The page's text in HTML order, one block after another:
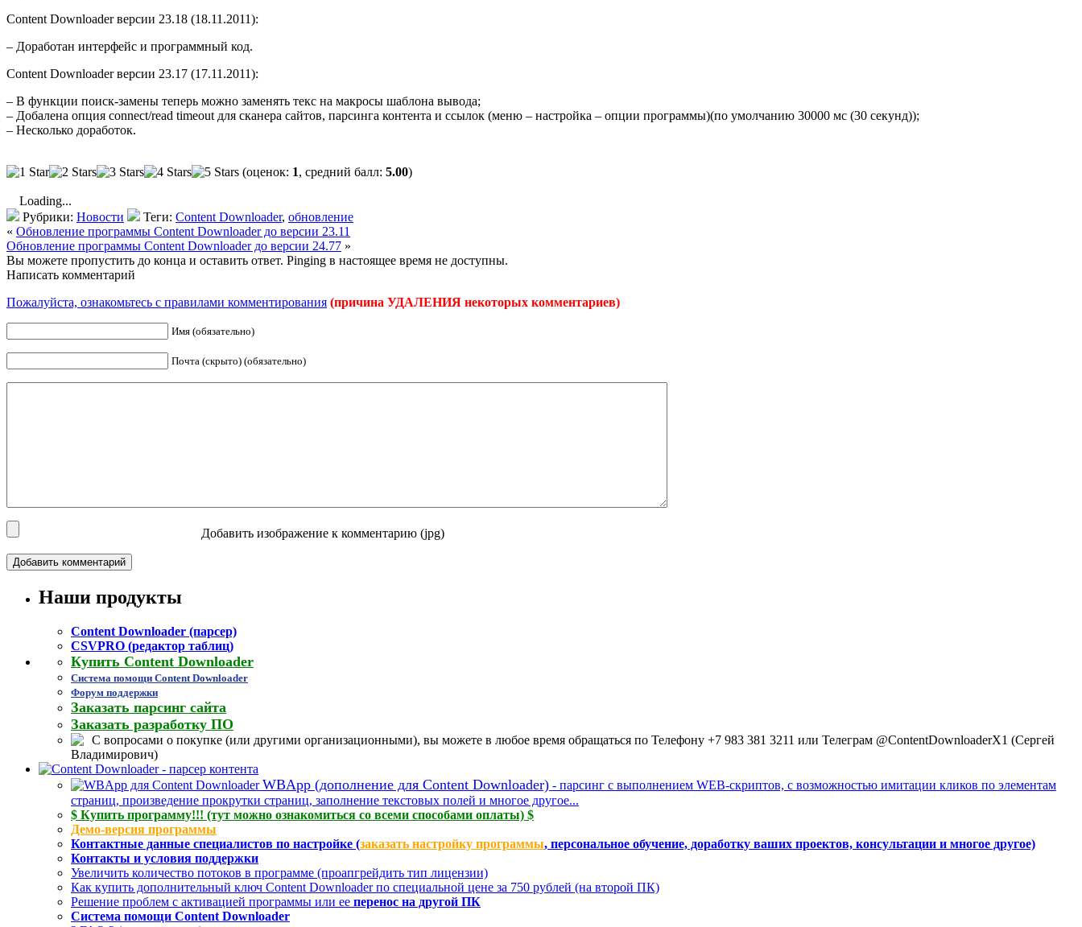
Content Downloader версии 23.18 (18.11.2011):
– Доработан интерфейс и программный код.
Content Downloader версии 23.17 (17.11.2011):
– В функции поиск-замены теперь можно заменять текс на макросы шаблона вывода;
– Добалена опция connect/read timeout для сканера сайтов, парсинга контента и ссылок (меню – настройка – опции программы)(по умолчанию 30000 мс (30 секунд));
– Несколько доработок.
(оценок: 1, средний балл: 5.00)
Loading...
Рубрики: Новости Теги: Content Downloader, обновление
« Обновление программы Content Downloader до версии 23.11
Обновление программы Content Downloader до версии 24.77 »
Вы можете пропустить до конца и оставить ответ. Pinging в настоящее время не доступны.
Написать комментарий
Пожалуйста, ознакомьтесь с правилами комментирования (причина УДАЛЕНИЯ некоторых комментариев)
Имя (обязательно)
Почта (скрыто) (обязательно)
Добавить изображение к комментарию (jpg)
Наши продукты
Content Downloader (парсер)
CSVPRO (редактор таблиц)
Купить Content Downloader
Система помощи Content Downloader
Форум поддержки
Заказать парсинг сайта
Заказать разработку ПО
С вопросами о покупке (или другими организационными), вы можете в любое время обращаться по Телефону +7 983 381 3211 или Телеграм @ContentDownloaderX1 (Сергей
Владимирович)
WBApp (дополнение для Content Downloader) - парсинг с выполнением WEB-скриптов, с возможностью имитации кликов по элементам
страниц, произведение прокрутки страниц, заполнение текстовых полей и многое другое...
$ Купить программу!!! (тут можно ознакомиться со всеми способами оплаты) $
Демо-версия программы
Контактные данные специалистов по настройке (заказать настройку программы, персональное обучение, доработку ваших проектов, консультации и многое другое)
Контакты и условия поддержки
Увеличить количество потоков в программе (проапгрейдить тип лицензии)
Как купить дополнительный ключ Content Downloader по специальной цене за 750 рублей (на второй ПК)
Решение проблем с активацией программы или ее перенос на другой ПК
Система помощи Content Downloader